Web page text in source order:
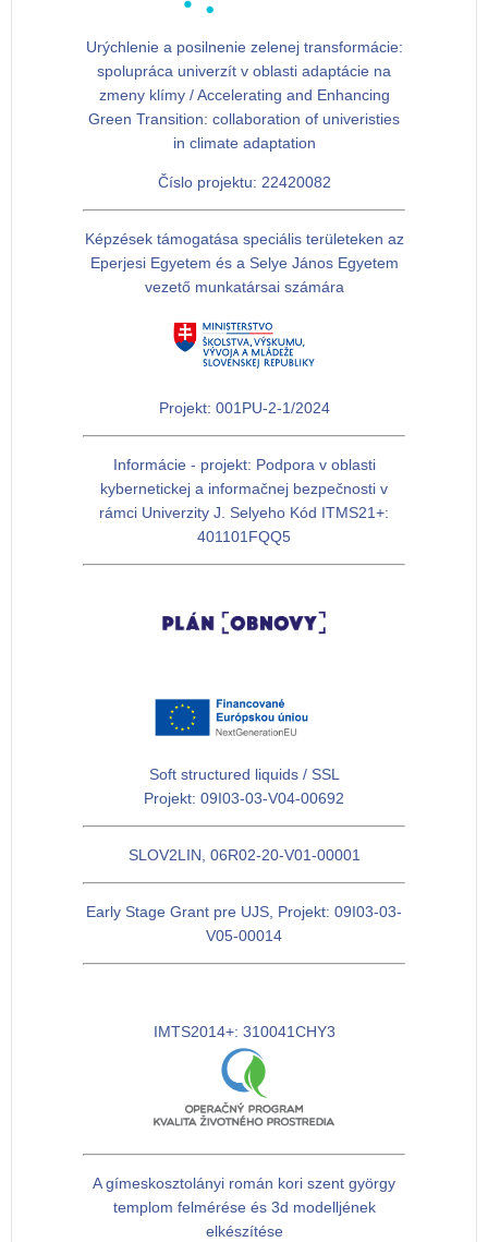
Urýchlenie a posilnenie zelenej transformácie:
spolupráca univerzít v oblasti adaptácie na
zmeny klímy / Accelerating and Enhancing
Green Transition: collaboration of univeristies
in climate adaptation
Číslo projektu: 22420082
Képzések támogatása speciális területeken az
Eperjesi Egyetem és a Selye János Egyetem
vezető munkatársai számára
Projekt: 001PU-2-1/2024
Informácie - projekt: Podpora v oblasti
kybernetickej a informačnej bezpečnosti v
rámci Univerzity J. Selyeho Kód ITMS21+:
401101FQQ5
Soft structured liquids / SSL
Projekt: 09I03-03-V04-00692
SLOV2LIN, 06R02-20-V01-00001
Early Stage Grant pre UJS, Projekt: 09I03-03-
V05-00014
IMTS2014+: 310041CHY3
A gímeskosztolányi román kori szent györgy
templom felmérése és 3d modelljének
elkészítése